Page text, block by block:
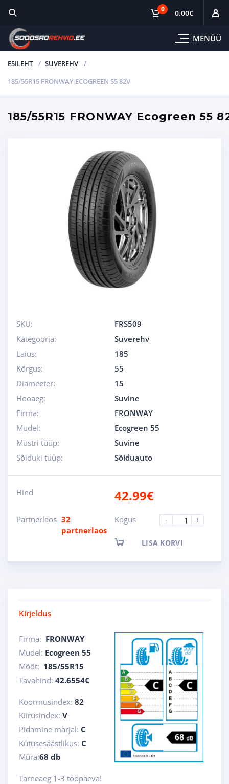
MENÜÜ
0 0.00€
ESILEHT
SUVEREHV
185/55R15 FRONWAY ECOGREEN 55 82V
185/55R15 FRONWAY Ecogreen 55
SKU:
FRS509
Kategooria:
Suverehv
Laius:
185
Kõrgus:
55
Diameeter:
15
Hooaeg:
Suvine
Firma:
FRONWAY
Mudel:
Ecogreen 55
Mustri tüüp:
Suvine
Sõiduki tüüp:
Sõiduauto
Hind 42.99€
Partnerlaos 32
partnerlaos
Kogus - +
LISA KORVI
Kirjeldus
Firma: FRONWAY
Mudel: Ecogreen 55
Mõõt: 185/55R15
Tavahind:42.6554€
Koormusindex: 82
Kiirusindex: V
Pidamine märjal: C
Kütusesäästlikus: C
Müra:68 db
Tarneaeg 1-3 tööpäeva!